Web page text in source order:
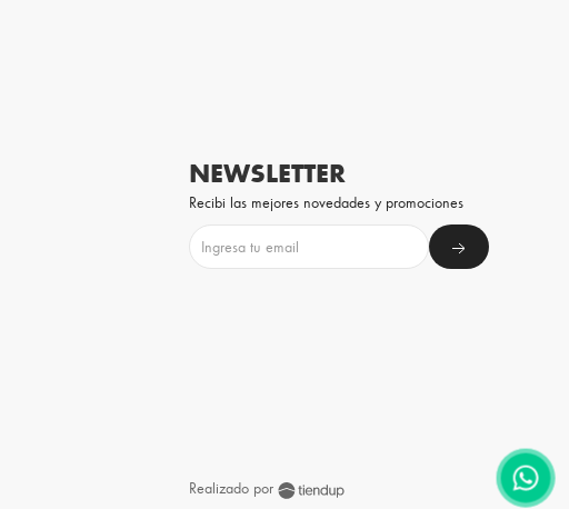
NEWSLETTER
Recibi las mejores novedades y promociones
Realizado por